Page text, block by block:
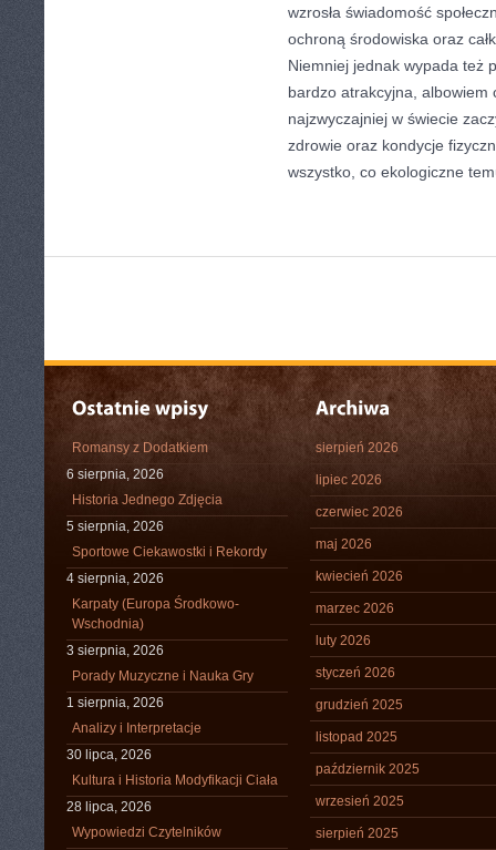
wzrosła świadomość
ochroną środowiska oraz
Niemniej jednak wypada też
bardzo atrakcyjna, albowiem
najzwyczajniej w świecie
zdrowie oraz kondycje
wszystko, co ekologiczne
Romansy z Dodatkiem
6 sierpnia, 2026
Historia Jednego Zdjęcia
5 sierpnia, 2026
Sportowe Ciekawostki i Rekordy
4 sierpnia, 2026
Karpaty (Europa Środkowo-
Wschodnia)
3 sierpnia, 2026
Porady Muzyczne i Nauka Gry
1 sierpnia, 2026
Analizy i Interpretacje
30 lipca, 2026
Kultura i Historia Modyfikacji Ciała
28 lipca, 2026
Wypowiedzi Czytelników
sierpień 2026
lipiec 2026
czerwiec 2026
maj 2026
kwiecień 2026
marzec 2026
luty 2026
styczeń 2026
grudzień 2025
listopad 2025
październik 2025
wrzesień 2025
sierpień 2025